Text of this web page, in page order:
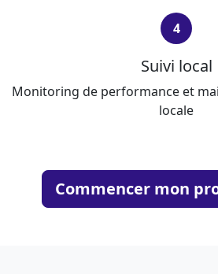
4
Suivi local
Monitoring de performance et
locale
Commencer mon